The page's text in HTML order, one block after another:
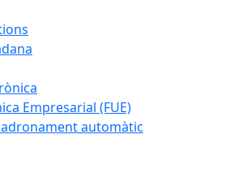
Empresarial (FUE)
automàtic